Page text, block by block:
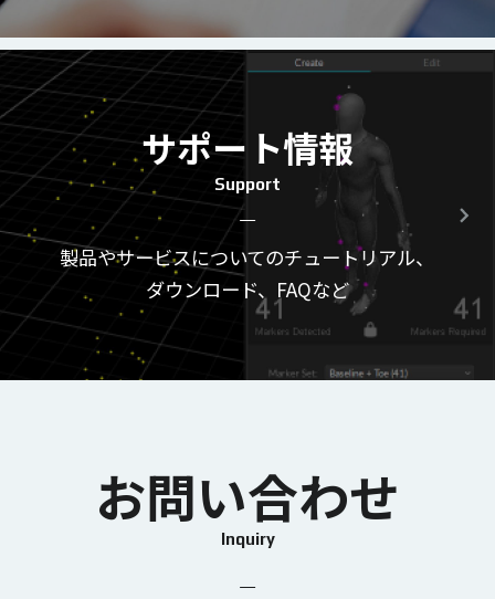
サポート情報
Support
製品やサービスについてのチュートリアル、
ダウンロード、FAQなど
お問い合わせ
Inquiry